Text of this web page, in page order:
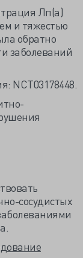
Лп(а)
и тяжестью
обратно
заболеваний
NCT03178448.
сосудистых